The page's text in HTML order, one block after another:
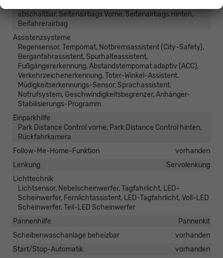
abschaltbar, Seitenairbags Vorne, Seitenairbags Hinten,
Beifahrerairbag
Assistenzsysteme
Regensensor, Tempomat, Notbremsassistent (City-Safety),
Berganfahrassistent, Spurhalteassistent,
Fußgängererkennung, Abstandstempomat adaptiv (ACC),
Verkehrzeichenerkennung, Toter-Winkel-Assistent,
Müdigkeitserkennungs-Sensor, Sprachassistent,
Notrufsystem, Geschwindigkeitsbegrenzer, Anhänger-
Stabilisierungs-Programm
Einparkhilfe
Park Distance Control vorne, Park Distance Control hinten,
Rückfahrkamera
Follow-Me-Home-Funktion
vorhanden
Lenkung
Servolenkung
Lichttechnik
Lichtsensor, Nebelscheinwerfer, Tagfahrlicht, LED-
Scheinwerfer, Fernlichtassistent, LED-Tagfahrlicht, Voll-LED
Scheinwerfer, Teil-LED Scheinwerfer
Pannenhilfe
Pannenkit
Scheibenwaschanlage beheizbar
vorhanden
Start/Stop-Automatik
vorhanden